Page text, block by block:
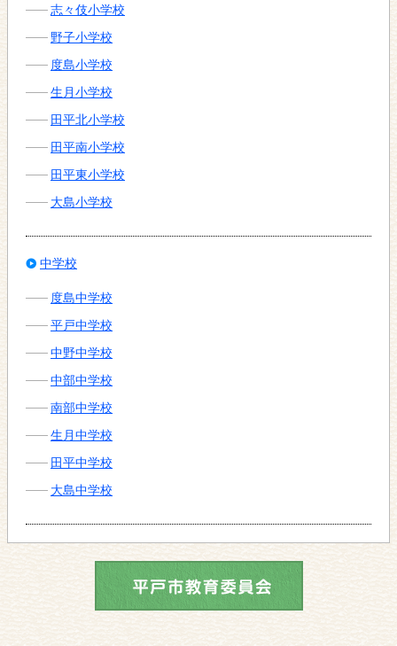
志々伎小学校
野子小学校
度島小学校
生月小学校
田平北小学校
田平南小学校
田平東小学校
大島小学校
中学校
度島中学校
平戸中学校
中野中学校
中部中学校
南部中学校
生月中学校
田平中学校
大島中学校